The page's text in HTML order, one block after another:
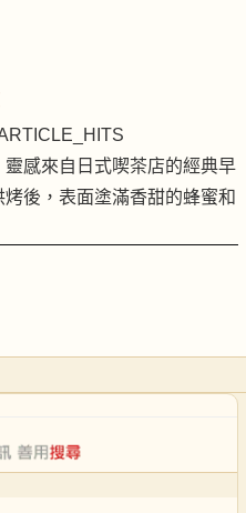
感來自日式喫茶店的經典早
後，表面塗滿香甜的蜂蜜和